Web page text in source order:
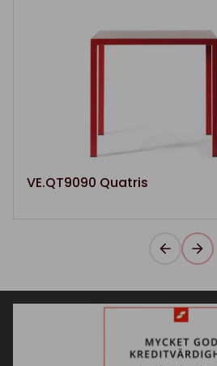
VE.QT9090 Quatris